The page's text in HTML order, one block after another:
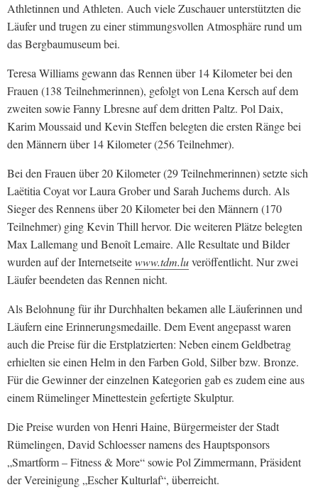
Athletinnen und Athleten. Auch viele Zuschauer unterstützten die
Läufer und trugen zu einer stimmungsvollen Atmosphäre rund um
das Bergbaumuseum bei.
Teresa Williams gewann das Rennen über 14 Kilometer bei den
Frauen (138 Teilnehmerinnen), gefolgt von Lena Kersch auf dem
zweiten sowie Fanny Lbresne auf dem dritten Paltz. Pol Daix,
Karim Moussaid und Kevin Steffen belegten die ersten Ränge bei
den Männern über 14 Kilometer (256 Teilnehmer).
Bei den Frauen über 20 Kilometer (29 Teilnehmerinnen) setzte sich
Laëtitia Coyat vor Laura Grober und Sarah Juchems durch. Als
Sieger des Rennens über 20 Kilometer bei den Männern (170
Teilnehmer) ging Kevin Thill hervor. Die weiteren Plätze belegten
Max Lallemang und Benoît Lemaire. Alle Resultate und Bilder
wurden auf der Internetseitewww.tdm.luveröffentlicht. Nur zwei
Läufer beendeten das Rennen nicht.
Als Belohnung für ihr Durchhalten bekamen alle Läuferinnen und
Läufern eine Erinnerungsmedaille. Dem Event angepasst waren
auch die Preise für die Erstplatzierten: Neben einem Geldbetrag
erhielten sie einen Helm in den Farben Gold, Silber bzw. Bronze.
Für die Gewinner der einzelnen Kategorien gab es zudem eine aus
einem Rümelinger Minettestein gefertigte Skulptur.
Die Preise wurden von Henri Haine, Bürgermeister der Stadt
Rümelingen, David Schloesser namens des Hauptsponsors
„Smartform – Fitness & More“ sowie Pol Zimmermann, Präsident
der Vereinigung „Escher Kulturlaf“, überreicht.